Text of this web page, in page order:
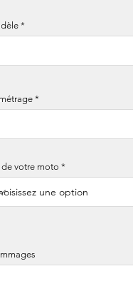
de votre moto